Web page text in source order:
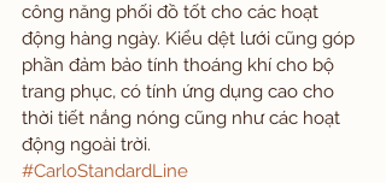
công năng phối đồ tốt cho các hoạt
động hàng ngày. Kiểu dệt lưới cũng góp
phần đảm bảo tính thoáng khí cho bộ
trang phục, có tính ứng dụng cao cho
thời tiết nắng nóng cũng như các hoạt
động ngoài trời.
#CarloStandardLine